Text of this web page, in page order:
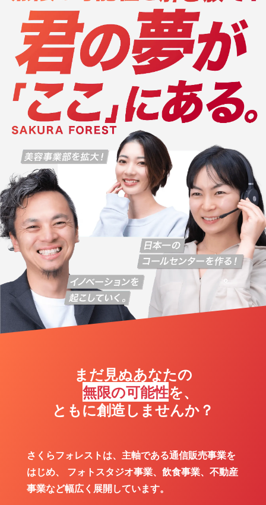
まだ見ぬあなたの
無限の可能性を、
ともに創造しませんか？
さくらフォレストは、主軸である通信販売事業を
はじめ、
フォトスタジオ事業、飲食事業、不動産
事業など幅広く展開しています。